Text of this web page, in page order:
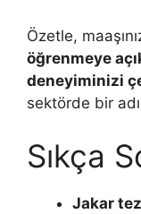
Özetle,
öğrenmeye
deneyiminizi
sektörde bir
Sıkça
Jakar